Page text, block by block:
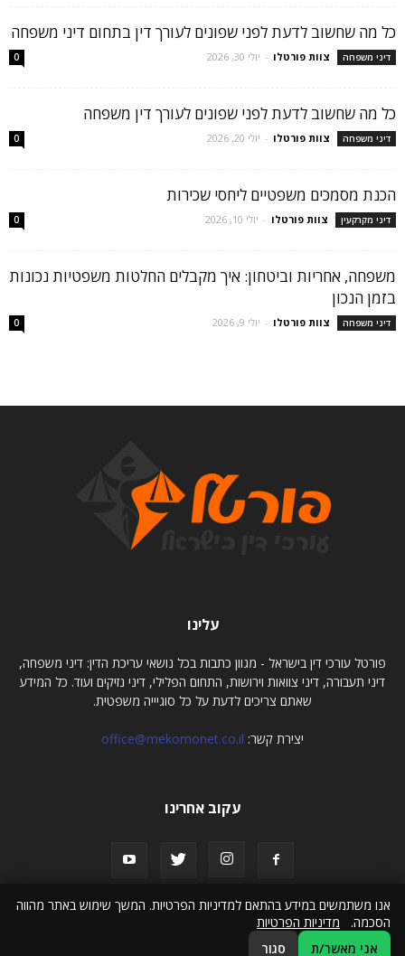
כל מה שחשוב לדעת לפני שפונים לעורך דין בתחום דיני משפחה
דיני משפחה צוות פורטלו - יולי 30, 2026 0
כל מה שחשוב לדעת לפני שפונים לעורך דין משפחה
דיני משפחה צוות פורטלו - יולי 20, 2026 0
הכנת מסמכים משפטיים ליחסי שכירות
דיני מקרקעין צוות פורטלו - יולי 10, 2026 0
משפחה, אחריות וביטחון: איך מקבלים החלטות משפטיות נכונות
בזמן הנכון
דיני משפחה צוות פורטלו - יולי 9, 2026 0
עלינו
פורטל עורכי דין בישראל - מגוון כתבות בכל נושאי עריכת הדין: דיני משפחה,
דיני תעבורה, דיני צוואות וירושות, התחום הפלילי, דיני נזיקים ועוד. כל המידע
שאתם צריכים לדעת על כל סוגיייה משפטית.
יצירת קשר: office@mekomonet.co.il
עקוב אחרינו
פרסום כתבות תוכן
אנו משתמשים במידע בהתאם למדיניות הפרטיות. המשך שימוש באתר מהווה
הסכמה. מדיניות הפרטיות
אני מאשר/ת
סגור